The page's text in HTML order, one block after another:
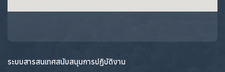
ระบบสารสนเทศสนับสนุนการปฏิบัติงาน